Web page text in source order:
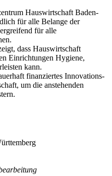
Hauswirtschaft Baden-
für alle Belange der
für alle
dass Hauswirtschaft
Einrichtungen Hygiene,
kann.
finanziertes Innovations-
um die anstehenden